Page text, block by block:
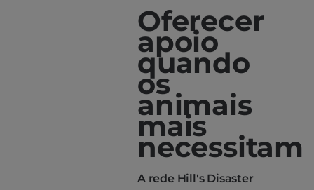
Oferecer
apoio
quando
os
animais
mais
necessitam
A rede Hill's Disaster